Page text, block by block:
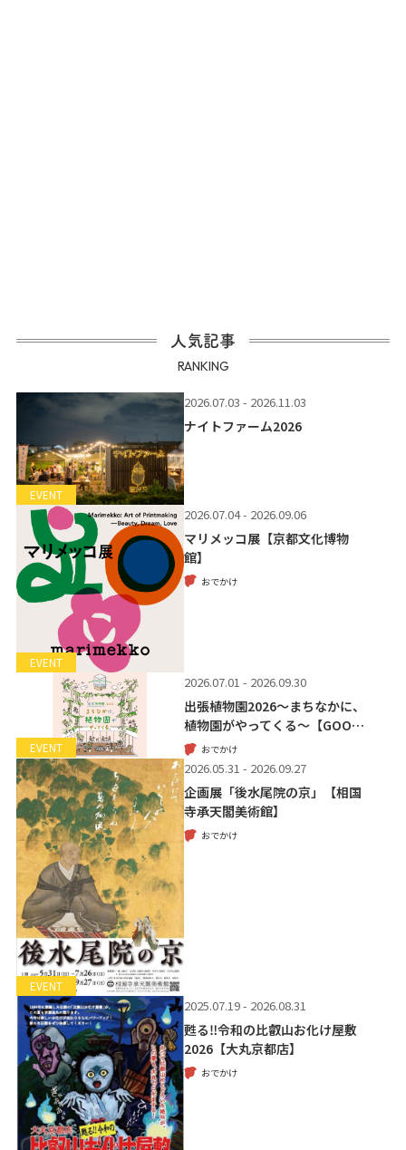
人気記事
RANKING
EVENT
2026.07.03 - 2026.11.03
ナイトファーム2026
EVENT
2026.07.04 - 2026.09.06
マリメッコ展【京都文化博物
館】
おでかけ
EVENT
2026.07.01 - 2026.09.30
出張植物園2026～まちなかに、
植物園がやってくる～【GOO…
おでかけ
EVENT
2026.05.31 - 2026.09.27
企画展「後水尾院の京」【相国
寺承天閣美術館】
おでかけ
2025.07.19 - 2026.08.31
甦る‼令和の比叡山お化け屋敷
2026【大丸京都店】
おでかけ